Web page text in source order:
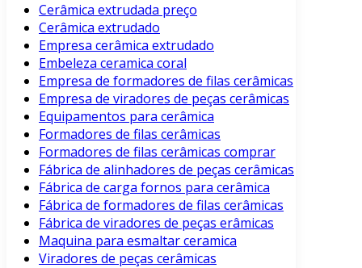
Cerâmica extrudada preço
Cerâmica extrudado
Empresa cerâmica extrudado
Embeleza ceramica coral
Empresa de formadores de filas cerâmicas
Empresa de viradores de peças cerâmicas
Equipamentos para cerâmica
Formadores de filas cerâmicas
Formadores de filas cerâmicas comprar
Fábrica de alinhadores de peças cerâmicas
Fábrica de carga fornos para cerâmica
Fábrica de formadores de filas cerâmicas
Fábrica de viradores de peças erâmicas
Maquina para esmaltar ceramica
Viradores de peças cerâmicas